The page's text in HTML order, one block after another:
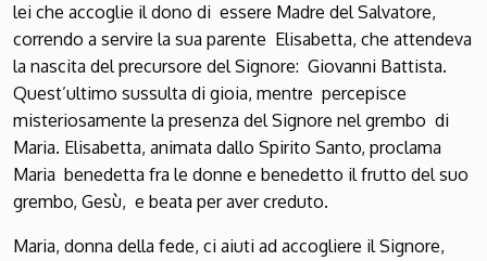
lei che accoglie il dono di essere Madre del Salvatore,
correndo a servire la sua parente Elisabetta, che attendeva
la nascita del precursore del Signore: Giovanni Battista.
Quest’ultimo sussulta di gioia, mentre percepisce
misteriosamente la presenza del Signore nel grembo di
Maria. Elisabetta, animata dallo Spirito Santo, proclama
Maria benedetta fra le donne e benedetto il frutto del suo
grembo, Gesù, e beata per aver creduto.
Maria, donna della fede, ci aiuti ad accogliere il Signore,